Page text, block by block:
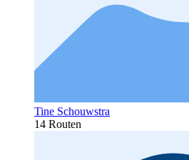
Tine Schouwstra
14 Routen